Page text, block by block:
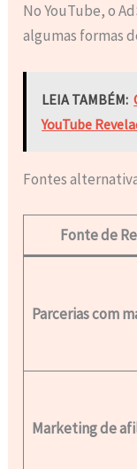
No YouTube, o
algumas formas
LEIA TAMBÉM:
YouTube
Fontes
Fonte de
Parcerias com
Marketing de